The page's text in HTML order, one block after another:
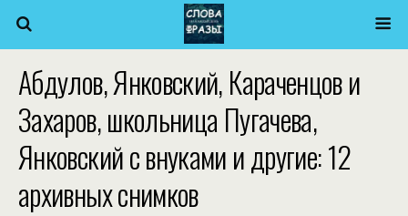
Абдулов, Янковский, Караченцов и
Захаров, школьница Пугачева,
Янковский с внуками и другие: 12
архивных снимков